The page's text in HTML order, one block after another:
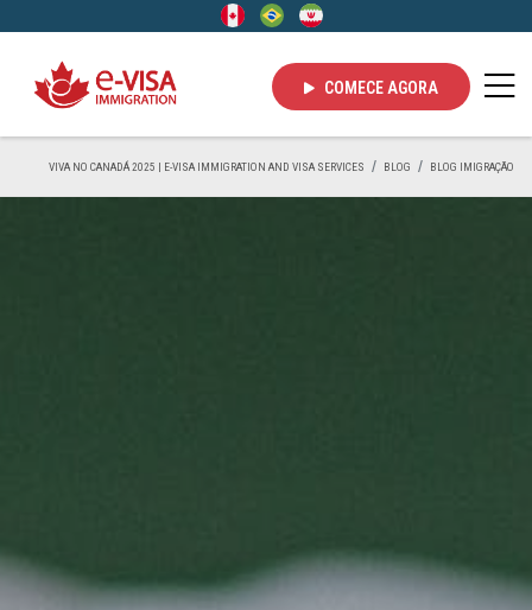
COMECE AGORA
VIVA NO CANADÁ 2025 | E-VISA IMMIGRATION AND VISA SERVICES BLOG BLOG IMIGRAÇÃO